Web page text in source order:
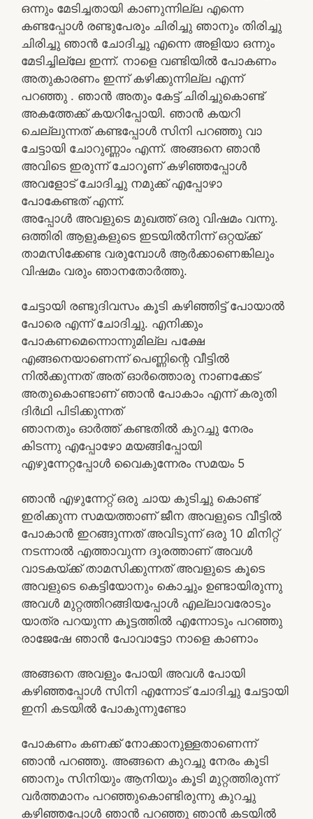
ഒന്നും മേടിച്ചതായി കാണുന്നില്ല എന്നെ
കണ്ടപ്പോൾ രണ്ടുപേരും ചിരിച്ചു ഞാനും തിരിച്ചു
ചിരിച്ചു ഞാൻ ചോദിച്ചു എന്നെ അളിയാ ഒന്നും
മേടിച്ചില്ലേ ഇന്ന്. നാളെ വണ്ടിയിൽ പോകണം
അതുകാരണം ഇന്ന് കഴിക്കുന്നില്ല എന്ന്
പറഞ്ഞു . ഞാൻ അതും കേട്ട് ചിരിച്ചുകൊണ്ട്
അകത്തേക്ക് കയറിപ്പോയി. ഞാൻ കയറി
ചെല്ലുന്നത് കണ്ടപ്പോൾ സിനി പറഞ്ഞു വാ
ചേട്ടായി ചോറുണ്ണാം എന്ന്. അങ്ങനെ ഞാൻ
അവിടെ ഇരുന്ന് ചോറൂണ് കഴിഞ്ഞപ്പോൾ
അവളോട് ചോദിച്ചു നമുക്ക് എപ്പോഴാ
പോകേണ്ടത് എന്ന്.
അപ്പോൾ അവളുടെ മുഖത്ത് ഒരു വിഷമം വന്നു.
ഒത്തിരി ആളുകളുടെ ഇടയിൽനിന്ന് ഒറ്റയ്ക്ക്
താമസിക്കേണ്ട വരുമ്പോൾ ആർക്കാണെങ്കിലും
വിഷമം വരും ഞാനതോർത്തു.
ചേട്ടായി രണ്ടുദിവസം കൂടി കഴിഞ്ഞിട്ട് പോയാൽ
പോരെ എന്ന് ചോദിച്ചു. എനിക്കും
പോകണമെന്നൊന്നുമില്ല പക്ഷേ
എങ്ങനെയാണെന്ന് പെണ്ണിന്റെ വീട്ടിൽ
നിൽക്കുന്നത് അത് ഓർത്തൊരു നാണക്കേട്
അതുകൊണ്ടാണ് ഞാൻ പോകാം എന്ന് കരുതി
ദിർഥി പിടിക്കുന്നത്
ഞാനതും ഓർത്ത് കണ്ടതിൽ കുറച്ചു നേരം
കിടന്നു എപ്പോഴോ മയങ്ങിപ്പോയി
എഴുന്നേറ്റപ്പോൾ വൈകുന്നേരം സമയം 5
ഞാൻ എഴുന്നേറ്റ് ഒരു ചായ കുടിച്ചു കൊണ്ട്
ഇരിക്കുന്ന സമയത്താണ് ജീന അവളുടെ വീട്ടിൽ
പോകാൻ ഇറങ്ങുന്നത് അവിടുന്ന് ഒരു 10 മിനിറ്റ്
നടന്നാൽ എത്താവുന്ന ദൂരത്താണ് അവൾ
വാടകയ്ക്ക് താമസിക്കുന്നത് അവളുടെ കൂടെ
അവളുടെ കെട്ടിയോനും കൊച്ചും ഉണ്ടായിരുന്നു
അവൾ മുറ്റത്തിറങ്ങിയപ്പോൾ എല്ലാവരോടും
യാത്ര പറയുന്ന കൂട്ടത്തിൽ എന്നോടും പറഞ്ഞു
രാജേഷേ ഞാൻ പോവാട്ടോ നാളെ കാണാം
അങ്ങനെ അവളും പോയി അവൾ പോയി
കഴിഞ്ഞപ്പോൾ സിനി എന്നോട് ചോദിച്ചു ചേട്ടായി
ഇനി കടയിൽ പോകുന്നുണ്ടോ
പോകണം കണക്ക് നോക്കാനുള്ളതാണെന്ന്
ഞാൻ പറഞ്ഞു. അങ്ങനെ കുറച്ചു നേരം കൂടി
ഞാനും സിനിയും ആനിയും കൂടി മുറ്റത്തിരുന്ന്
വർത്തമാനം പറഞ്ഞുകൊണ്ടിരുന്നു കുറച്ചു
കഴിഞ്ഞപ്പോൾ ഞാൻ പറഞ്ഞു ഞാൻ കടയിൽ